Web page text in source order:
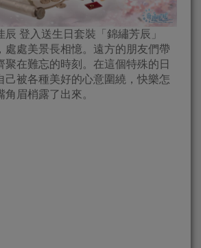
辰 登入送生日套裝「錦繡芳辰」
處處美景長相憶。遠方的朋友們帶
聚在難忘的時刻。在這個特殊的日
己被各種美好的心意圍繞，快樂怎
眉梢露了出來。